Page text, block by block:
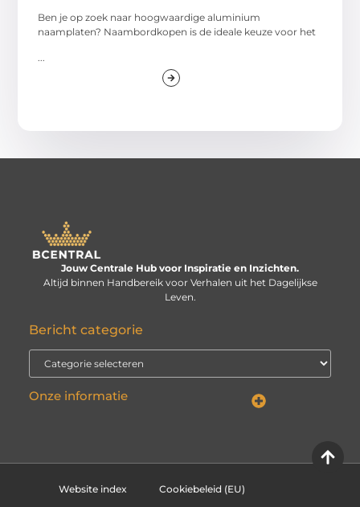
Ben je op zoek naar hoogwaardige aluminium
naamplaten? Naambordkopen is de ideale keuze voor het
...
Jouw Centrale Hub voor Inspiratie en Inzichten.
Altijd binnen Handbereik voor Verhalen uit het Dagelijkse
Leven.
Bericht categorie
Onze informatie
Website index
Cookiebeleid (EU)